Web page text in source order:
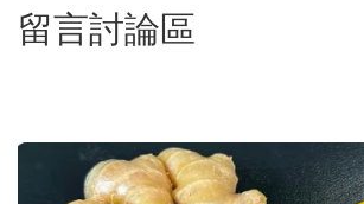
留言討論區